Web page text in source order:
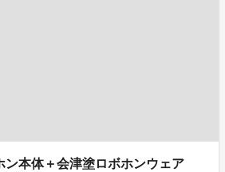
ン本体＋会津塗ロボホンウェア